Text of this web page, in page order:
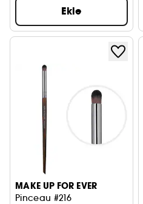
Ekle
MAKE UP FOR EVER
Pinceau #216